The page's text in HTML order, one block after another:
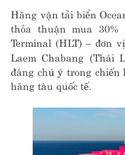
Hãng vận tải biển
thỏa thuận mua 30%
Terminal (HLT) – đơn
Laem Chabang (Thái
đáng chú ý trong chiến
hãng tàu quốc tế.